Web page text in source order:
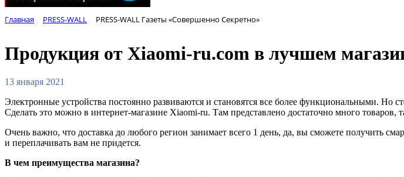
Главная PRESS-WALL PRESS-WALL Газеты «Совершенно Секретно»
Продукция от Xiaomi-ru.com в лучшем
13 января 2021
Электронные устройства постоянно развиваются и становятся все более функциональными. Но
Сделать это можно в интернет-магазине Xiaomi-ru. Там представлено достаточно много товаров,
Очень важно, что доставка до любого регион занимает всего 1 день, да, вы сможете получить
и переплачивать вам не придется.
В чем преимущества магазина?